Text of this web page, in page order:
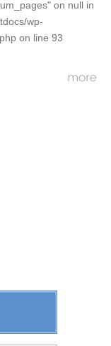
on null in
wp-
on line 93